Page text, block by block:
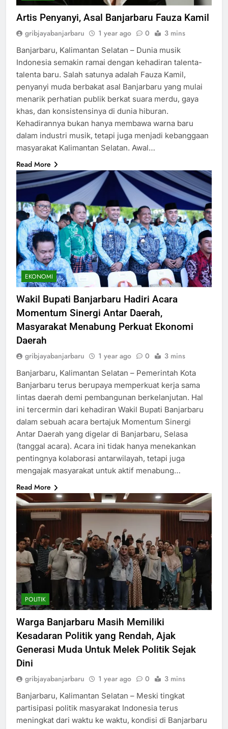
Artis Penyanyi, Asal Banjarbaru Fauza Kamil
gribjayabanjarbaru 1 year ago 0 3 mins
Banjarbaru, Kalimantan Selatan – Dunia musik
Indonesia semakin ramai dengan kehadiran talenta-
talenta baru. Salah satunya adalah Fauza Kamil,
penyanyi muda berbakat asal Banjarbaru yang mulai
menarik perhatian publik berkat suara merdu, gaya
khas, dan konsistensinya di dunia hiburan.
Kehadirannya bukan hanya membawa warna baru
dalam industri musik, tetapi juga menjadi kebanggaan
masyarakat Kalimantan Selatan. Awal…
Read More
EKONOMI
Wakil Bupati Banjarbaru Hadiri Acara
Momentum Sinergi Antar Daerah,
Masyarakat Menabung Perkuat Ekonomi
Daerah
gribjayabanjarbaru 1 year ago 0 3 mins
Banjarbaru, Kalimantan Selatan – Pemerintah Kota
Banjarbaru terus berupaya memperkuat kerja sama
lintas daerah demi pembangunan berkelanjutan. Hal
ini tercermin dari kehadiran Wakil Bupati Banjarbaru
dalam sebuah acara bertajuk Momentum Sinergi
Antar Daerah yang digelar di Banjarbaru, Selasa
(tanggal acara). Acara ini tidak hanya menekankan
pentingnya kolaborasi antarwilayah, tetapi juga
mengajak masyarakat untuk aktif menabung…
Read More
POLITIK
Warga Banjarbaru Masih Memiliki
Kesadaran Politik yang Rendah, Ajak
Generasi Muda Untuk Melek Politik Sejak
Dini
gribjayabanjarbaru 1 year ago 0 3 mins
Banjarbaru, Kalimantan Selatan – Meski tingkat
partisipasi politik masyarakat Indonesia terus
meningkat dari waktu ke waktu, kondisi di Banjarbaru